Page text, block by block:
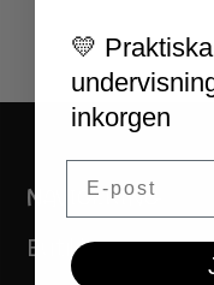
NAVIGERING
Butikk
💛
inkorgen